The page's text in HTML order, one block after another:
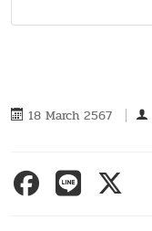
18 March 2567